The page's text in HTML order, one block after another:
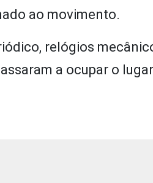
ao movimento.
relógios
a ocupar o